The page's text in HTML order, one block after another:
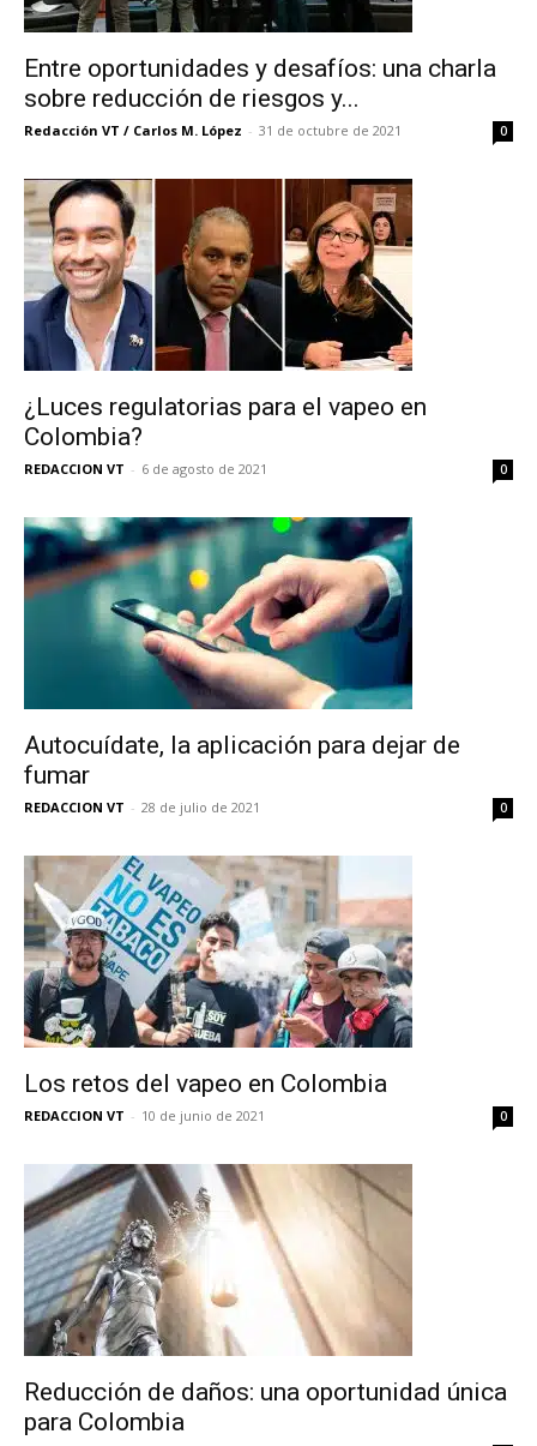
Entre oportunidades y desafíos: una charla
sobre reducción de riesgos y...
Redacción VT / Carlos M. López - 31 de octubre de 2021 0
¿Luces regulatorias para el vapeo en
Colombia?
REDACCION VT - 6 de agosto de 2021 0
Autocuídate, la aplicación para dejar de
fumar
REDACCION VT - 28 de julio de 2021 0
Los retos del vapeo en Colombia
REDACCION VT - 10 de junio de 2021 0
Reducción de daños: una oportunidad única
para Colombia